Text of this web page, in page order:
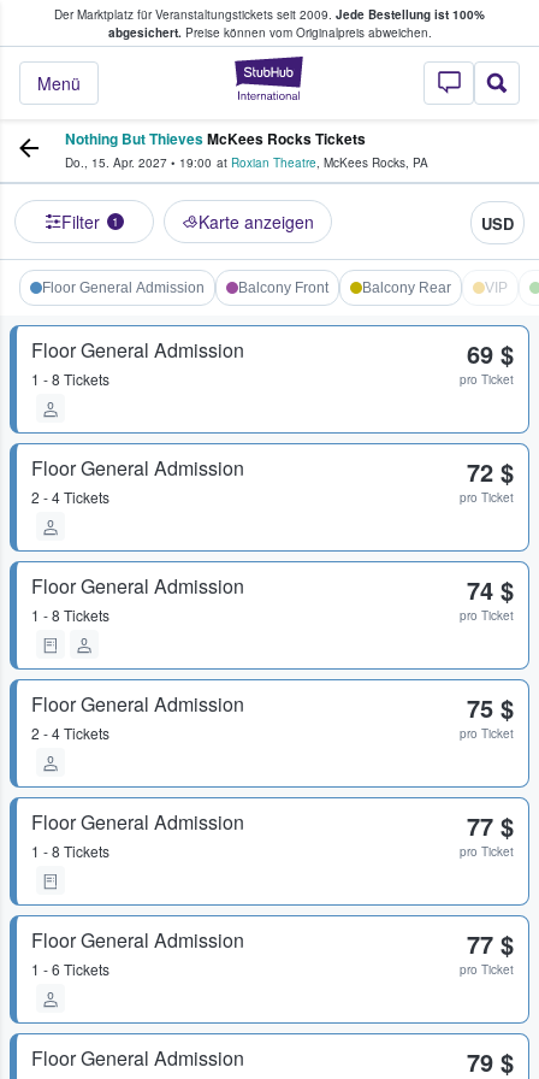
Der Marktplatz für Veranstaltungstickets seit 2009. Jede Bestellung ist 100%
abgesichert.Preise können vom Originalpreis abweichen.
StubHub - Wo
Menü
Tickets kaufen & verkaufen
Nothing But ThievesMcKees Rocks Tickets
Do., 15. Apr. 2027 • 19:00 at Roxian Theatre, McKees Rocks, PA
Filter 1 Karte anzeigen USD
Floor General Admission Balcony Front Balcony Rear VIP
Floor General Admission
1 - 8 Tickets
69 $
pro Ticket
Floor General Admission
2 - 4 Tickets
72 $
pro Ticket
Floor General Admission
1 - 8 Tickets
74 $
pro Ticket
Floor General Admission
2 - 4 Tickets
75 $
pro Ticket
Floor General Admission
1 - 8 Tickets
77 $
pro Ticket
Floor General Admission
1 - 6 Tickets
77 $
pro Ticket
Floor General Admission 79 $